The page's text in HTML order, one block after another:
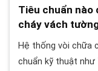
Tiêu chuẩn nào
cháy vách
Hệ thống vòi chữa
chuẩn kỹ thuật như